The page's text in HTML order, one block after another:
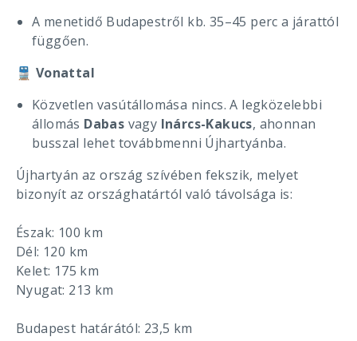
A menetidő Budapestről kb. 35–45 perc a járattól
függően.
🚆 Vonattal
Közvetlen vasútállomása nincs. A legközelebbi
állomás Dabas vagy Inárcs-Kakucs, ahonnan
busszal lehet továbbmenni Újhartyánba.
Újhartyán az ország szívében fekszik, melyet
bizonyít az országhatártól való távolsága is:
Észak: 100 km
Dél: 120 km
Kelet: 175 km
Nyugat: 213 km
Budapest határától: 23,5 km